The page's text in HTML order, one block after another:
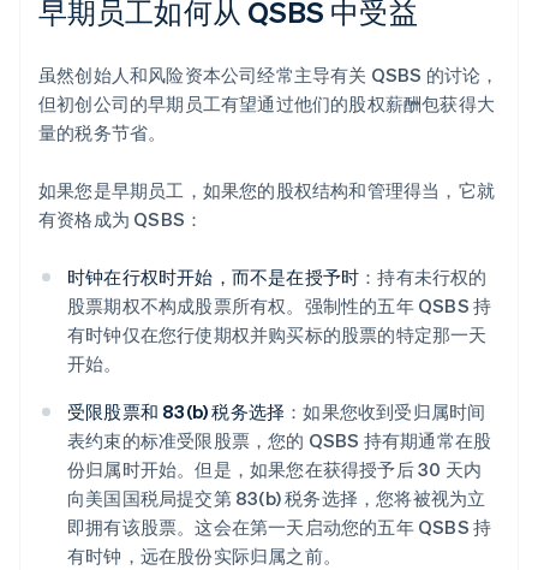
早期员工如何从 QSBS 中受益
虽然创始人和风险资本公司经常主导有关 QSBS 的讨论，
但初创公司的早期员工有望通过他们的股权薪酬包获得大
量的税务节省。
如果您是早期员工，如果您的股权结构和管理得当，它就
有资格成为 QSBS：
时钟在行权时开始，而不是在授予时 ：持有未行权的
股票期权不构成股票所有权。强制性的五年 QSBS 持
有时钟仅在您行使期权并购买标的股票的特定那一天
开始。
受限股票和 83(b) 税务选择 ：如果您收到受归属时间
表约束的标准受限股票，您的 QSBS 持有期通常在股
份归属时开始。但是，如果您在获得授予后 30 天内
向美国国税局提交第 83(b) 税务选择，您将被视为立
即拥有该股票。这会在第一天启动您的五年 QSBS 持
有时钟，远在股份实际归属之前。